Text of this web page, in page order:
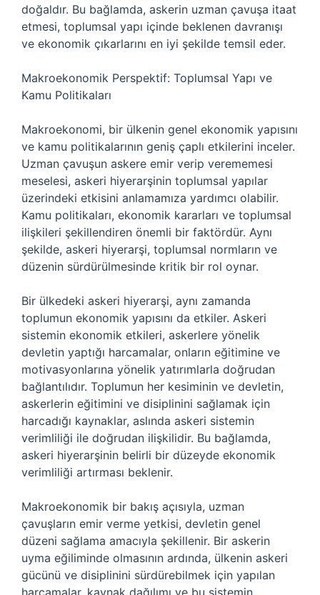
doğaldır. Bu bağlamda, askerin uzman çavuşa itaat
etmesi, toplumsal yapı içinde beklenen davranışı
ve ekonomik çıkarlarını en iyi şekilde temsil eder.
Makroekonomik Perspektif: Toplumsal Yapı ve
Kamu Politikaları
Makroekonomi, bir ülkenin genel ekonomik yapısını
ve kamu politikalarının geniş çaplı etkilerini inceler.
Uzman çavuşun askere emir verip verememesi
meselesi, askeri hiyerarşinin toplumsal yapılar
üzerindeki etkisini anlamamıza yardımcı olabilir.
Kamu politikaları, ekonomik kararları ve toplumsal
ilişkileri şekillendiren önemli bir faktördür. Aynı
şekilde, askeri hiyerarşi, toplumsal normların ve
düzenin sürdürülmesinde kritik bir rol oynar.
Bir ülkedeki askeri hiyerarşi, aynı zamanda
toplumun ekonomik yapısını da etkiler. Askeri
sistemin ekonomik etkileri, askerlere yönelik
devletin yaptığı harcamalar, onların eğitimine ve
motivasyonlarına yönelik yatırımlarla doğrudan
bağlantılıdır. Toplumun her kesiminin ve devletin,
askerlerin eğitimini ve disiplinini sağlamak için
harcadığı kaynaklar, aslında askeri sistemin
verimliliği ile doğrudan ilişkilidir. Bu bağlamda,
askeri hiyerarşinin belirli bir düzeyde ekonomik
verimliliği artırması beklenir.
Makroekonomik bir bakış açısıyla, uzman
çavuşların emir verme yetkisi, devletin genel
düzeni sağlama amacıyla şekillenir. Bir askerin
uyma eğiliminde olmasının ardında, ülkenin askeri
gücünü ve disiplinini sürdürebilmek için yapılan
harcamalar, kaynak dağılımı ve bu sistemin